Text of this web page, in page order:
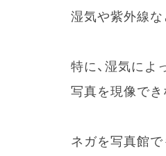
湿気や紫外線な
特に、湿気によ
写真を現像でき
ネガを写真館